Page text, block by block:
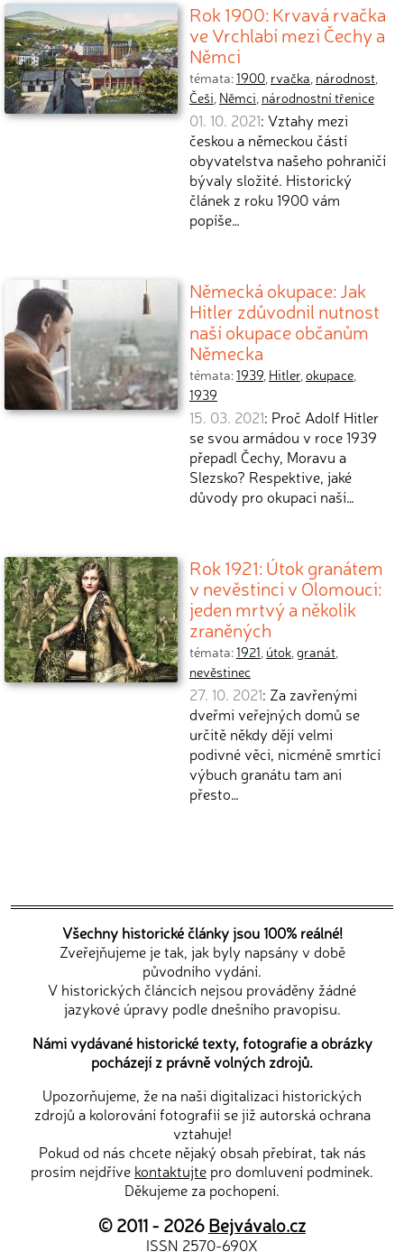
Rok 1900: Krvavá rvačka
ve Vrchlabí mezi Čechy a
Němci
témata:1900, rvačka, národnost,
Češi, Němci, národnostní třenice
01. 10. 2021: Vztahy mezi
českou a německou částí
obyvatelstva našeho pohraničí
bývaly složité. Historický
článek z roku 1900 vám
popíše…
Německá okupace: Jak
Hitler zdůvodnil nutnost
naší okupace občanům
Německa
témata:1939, Hitler,okupace,
1939
15. 03. 2021: Proč Adolf Hitler
se svou armádou v roce 1939
přepadl Čechy, Moravu a
Slezsko? Respektive, jaké
důvody pro okupaci naší…
Rok 1921: Útok granátem
v nevěstinci v Olomouci:
jeden mrtvý a několik
zraněných
témata:1921, útok,granát,
nevěstinec
27. 10. 2021: Za zavřenými
dveřmi veřejných domů se
určitě někdy dějí velmi
podivné věci, nicméně smrtící
výbuch granátu tam ani
přesto…
Všechny historické články jsou 100% reálné!
Zveřejňujeme je tak, jak byly napsány v době
původního vydání.
V historických článcích nejsou prováděny žádné
jazykové úpravy podle dnešního pravopisu.
Námi vydávané historické texty, fotografie a obrázky
pocházejí z právně volných zdrojů.
Upozorňujeme, že na naši digitalizaci historických
zdrojů a kolorování fotografií se již autorská ochrana
vztahuje!
Pokud od nás chcete nějaký obsah přebírat, tak nás
prosím nejdříve kontaktujte pro domluvení podmínek.
Děkujeme za pochopení.
© 2011 - 2026Bejvávalo.cz
ISSN 2570-690X